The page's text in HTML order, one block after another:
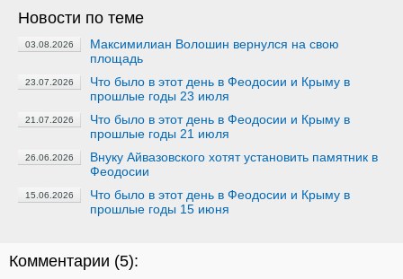
Новости по теме
03.08.2026
Максимилиан Волошин вернулся на свою
площадь
23.07.2026
Что было в этот день в Феодосии и Крыму в
прошлые годы 23 июля
21.07.2026
Что было в этот день в Феодосии и Крыму в
прошлые годы 21 июля
26.06.2026
Внуку Айвазовского хотят установить памятник в
Феодосии
15.06.2026
Что было в этот день в Феодосии и Крыму в
прошлые годы 15 июня
Комментарии (5):